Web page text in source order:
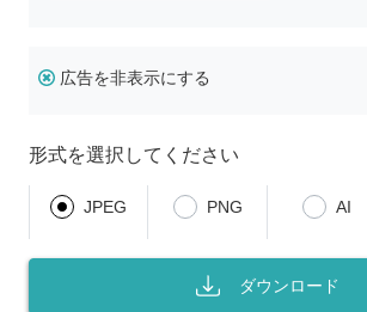
広告を非表示にする
形式を選択してください
JPEG PNG AI
ダウンロード